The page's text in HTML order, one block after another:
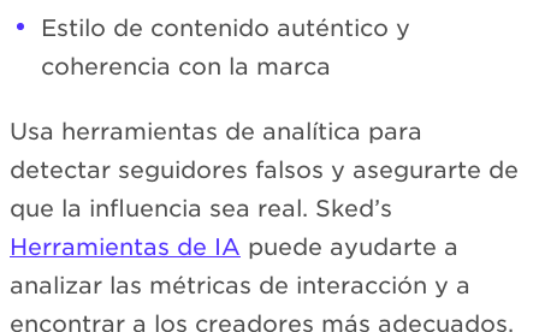
Estilo de contenido auténtico y
coherencia con la marca
Usa herramientas de analítica para
detectar seguidores falsos y asegurarte de
que la influencia sea real. Sked’s
Herramientas de IA puede ayudarte a
analizar las métricas de interacción y a
encontrar a los creadores más adecuados.